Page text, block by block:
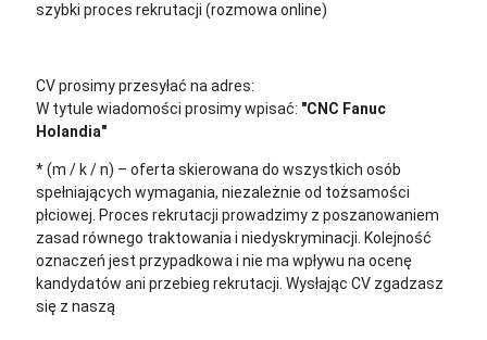
szybki proces rekrutacji (rozmowa online)
CV prosimy przesyłać na adres:
W tytule wiadomości prosimy wpisać: "CNC Fanuc
Holandia"
* (m / k / n) – oferta skierowana do wszystkich osób
spełniających wymagania, niezależnie od tożsamości
płciowej. Proces rekrutacji prowadzimy z poszanowaniem
zasad równego traktowania i niedyskryminacji. Kolejność
oznaczeń jest przypadkowa i nie ma wpływu na ocenę
kandydatów ani przebieg rekrutacji. Wysłając CV zgadzasz
się z naszą